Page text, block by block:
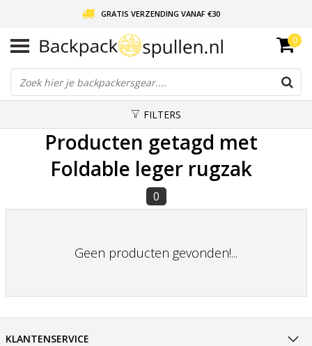
GRATIS VERZENDING VANAF €30
LIEFDE VOOR BACKPACKEN!
30 DAGEN GRATIS RETOUR
0
FILTERS
Producten getagd met
Foldable leger rugzak
0
Geen producten gevonden!...
KLANTENSERVICE